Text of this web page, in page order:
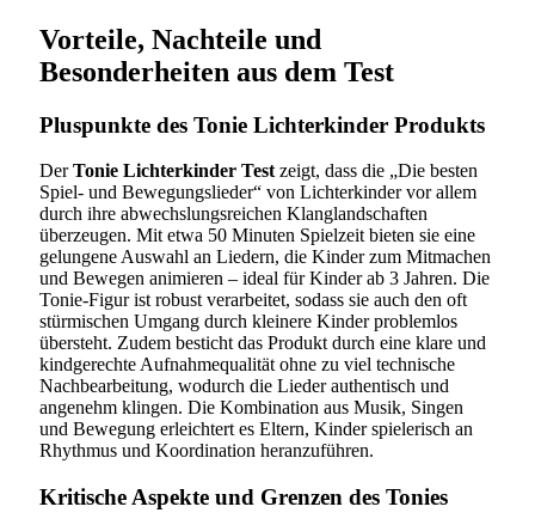
Vorteile, Nachteile und
Besonderheiten aus dem Test
Pluspunkte des Tonie Lichterkinder Produkts
DerTonie Lichterkinder Testzeigt, dass die „Die besten
Spiel- und Bewegungslieder“ von Lichterkinder vor allem
durch ihre abwechslungsreichen Klanglandschaften
überzeugen. Mit etwa 50 Minuten Spielzeit bieten sie eine
gelungene Auswahl an Liedern, die Kinder zum Mitmachen
und Bewegen animieren – ideal für Kinder ab 3 Jahren. Die
Tonie-Figur ist robust verarbeitet, sodass sie auch den oft
stürmischen Umgang durch kleinere Kinder problemlos
übersteht. Zudem besticht das Produkt durch eine klare und
kindgerechte Aufnahmequalität ohne zu viel technische
Nachbearbeitung, wodurch die Lieder authentisch und
angenehm klingen. Die Kombination aus Musik, Singen
und Bewegung erleichtert es Eltern, Kinder spielerisch an
Rhythmus und Koordination heranzuführen.
Kritische Aspekte und Grenzen des Tonies